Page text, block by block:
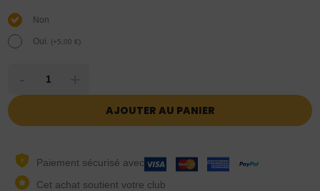
Non
Oui. (+5,00€)
AJOUTER AU PANIER
Paiement sécurisé avec
Cet achat soutient votre club